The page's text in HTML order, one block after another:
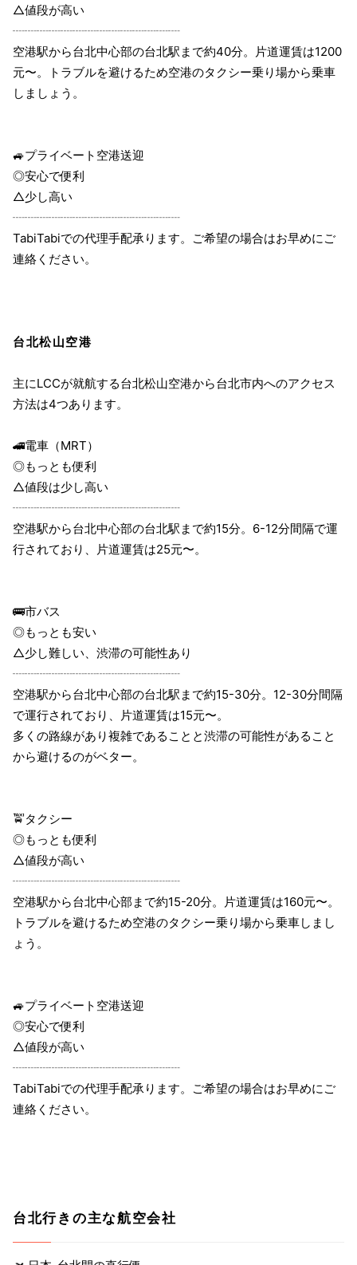
△値段が高い
┈┈┈┈┈┈┈┈┈┈┈┈┈┈
空港駅から台北中心部の台北駅まで約40分。片道運賃は1200
元〜。トラブルを避けるため空港のタクシー乗り場から乗車
しましょう。
🚙プライベート空港送迎
◎安心で便利
△少し高い
┈┈┈┈┈┈┈┈┈┈┈┈┈┈
TabiTabiでの代理手配承ります。ご希望の場合はお早めにご
連絡ください。
台北松山空港
主にLCCが就航する台北松山空港から台北市内へのアクセス
方法は4つあります。
🚄電車（MRT）
◎もっとも便利
△値段は少し高い
┈┈┈┈┈┈┈┈┈┈┈┈┈┈
空港駅から台北中心部の台北駅まで約15分。6-12分間隔で運
行されており、片道運賃は25元〜。
🚌市バス
◎もっとも安い
△少し難しい、渋滞の可能性あり
┈┈┈┈┈┈┈┈┈┈┈┈┈┈
空港駅から台北中心部の台北駅まで約15-30分。12-30分間隔
で運行されており、片道運賃は15元〜。
多くの路線があり複雑であることと渋滞の可能性があること
から避けるのがベター。
🚖タクシー
◎もっとも便利
△値段が高い
┈┈┈┈┈┈┈┈┈┈┈┈┈┈
空港駅から台北中心部まで約15-20分。片道運賃は160元〜。
トラブルを避けるため空港のタクシー乗り場から乗車しまし
ょう。
🚙プライベート空港送迎
◎安心で便利
△値段が高い
┈┈┈┈┈┈┈┈┈┈┈┈┈┈
TabiTabiでの代理手配承ります。ご希望の場合はお早めにご
連絡ください。
台北行きの主な航空会社